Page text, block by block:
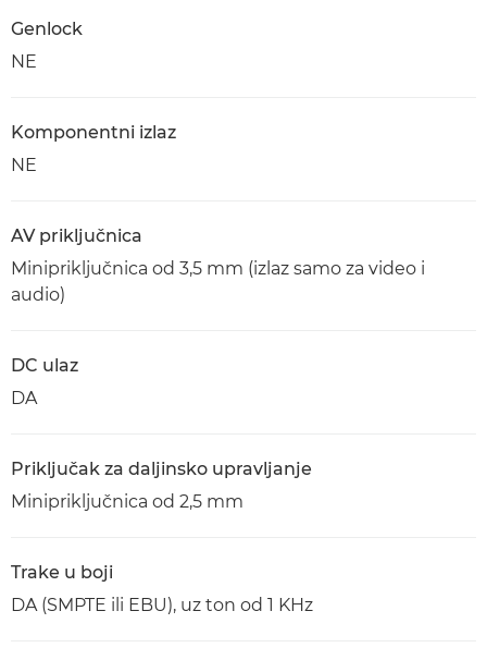
Genlock
NE
Komponentni izlaz
NE
AV priključnica
Minipriključnica od 3,5 mm (izlaz samo za video i
audio)
DC ulaz
DA
Priključak za daljinsko upravljanje
Minipriključnica od 2,5 mm
Trake u boji
DA (SMPTE ili EBU), uz ton od 1 KHz